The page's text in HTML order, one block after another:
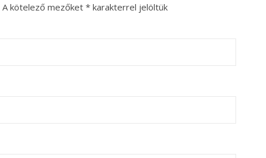
A kötelező mezőket * karakterrel jelöltük